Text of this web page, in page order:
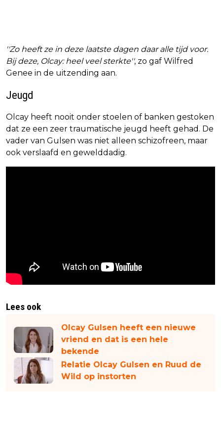
''Zo heeft ze in deze laatste dagen daar alle tijd voor.
Bij deze, Olcay: heel veel sterkte'', zo gaf Wilfred
Genee in de uitzending aan.
Jeugd
Olcay heeft nooit onder stoelen of banken gestoken
dat ze een zeer traumatische jeugd heeft gehad. De
vader van Gulsen was niet alleen schizofreen, maar
ook verslaafd en gewelddadig.
Lees ook
Olcay Gulsen heeft een nieuwe
vriend en dat is een hele
bekende
Relatie Olcay Gulsen en Ruud de
Wild op instorten